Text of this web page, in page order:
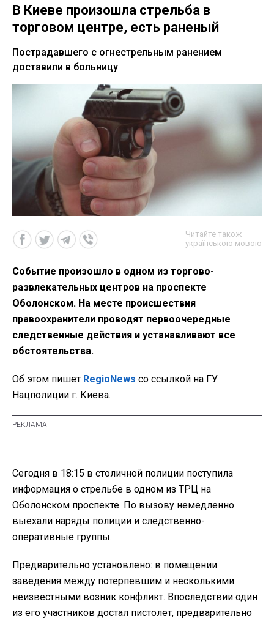
В Киеве произошла стрельба в
торговом центре, есть раненый
Пострадавшего с огнестрельным ранением
доставили в больницу
Читайте також
українською мовою
Событие произошло в одном из торгово-
развлекательных центров на проспекте
Оболонском. На месте происшествия
правоохранители проводят первоочередные
следственные действия и устанавливают все
обстоятельства.
Об этом пишет RegioNews со ссылкой на ГУ
Нацполиции г. Киева.
Сегодня в 18:15 в столичной полиции поступила
информация о стрельбе в одном из ТРЦ на
Оболонском проспекте. По вызову немедленно
выехали наряды полиции и следственно-
оперативные группы.
Предварительно установлено: в помещении
заведения между потерпевшим и несколькими
неизвестными возник конфликт. Впоследствии один
из его участников достал пистолет, предварительно